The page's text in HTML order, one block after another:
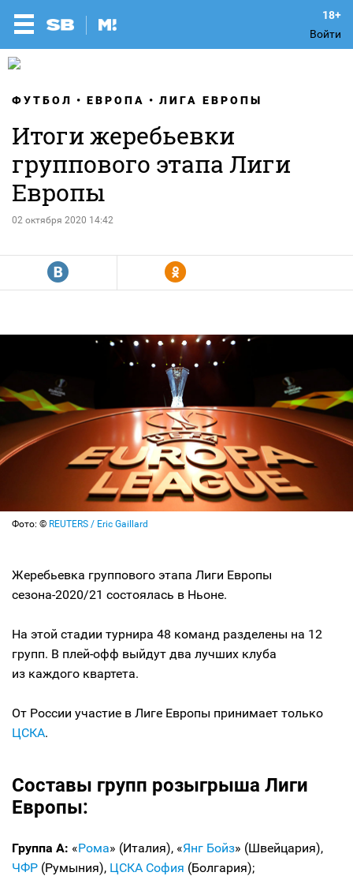
Войти
ФУТБОЛ ЕВРОПА ЛИГА ЕВРОПЫ
Итоги жеребьевки
группового этапа Лиги
Европы
02 октября 2020 14:42
R Y
Фото: © REUTERS / Eric Gaillard
Жеребьевка группового этапа Лиги Европы
сезона-2020/21 состоялась в Ньоне.
На этой стадии турнира 48 команд разделены на 12
групп. В плей-офф выйдут два лучших клуба
из каждого квартета.
От России участие в Лиге Европы принимает только
ЦСКА.
Составы групп розыгрыша Лиги
Европы:
Группа А: «Рома» (Италия), «Янг Бойз» (Швейцария),
ЧФР (Румыния), ЦСКА София (Болгария);